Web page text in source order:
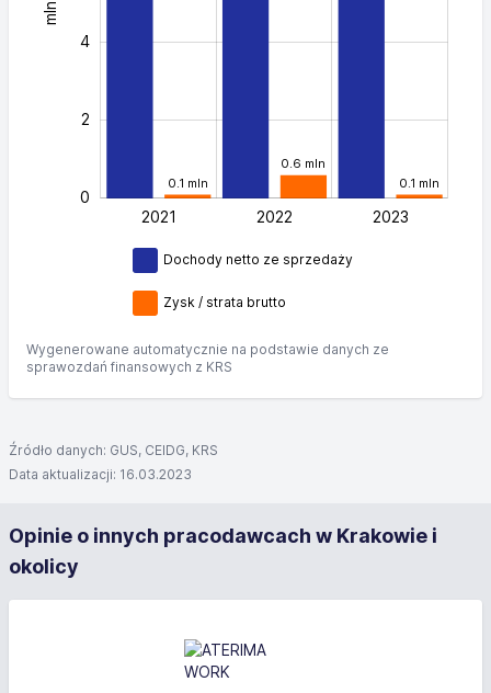
0.1 mln
0.6 mln
0.1 mln
0
2
4
L
2021 2022 2023
Dochody netto ze sprzedaży
Zysk / strata brutto
Wygenerowane automatycznie na podstawie danych ze
sprawozdań finansowych z KRS
Źródło danych: GUS, CEIDG, KRS
Data aktualizacji: 16.03.2023
Opinie o innych pracodawcach w Krakowie i
okolicy